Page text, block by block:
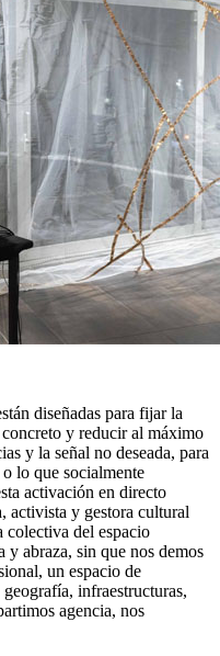
diseñadas para fijar la
y reducir al máximo
y la señal no deseada, para
lo que socialmente
activación en directo
activista y gestora cultural
colectiva del espacio
y abraza, sin que nos demos
un espacio de
infraestructuras,
agencia, nos